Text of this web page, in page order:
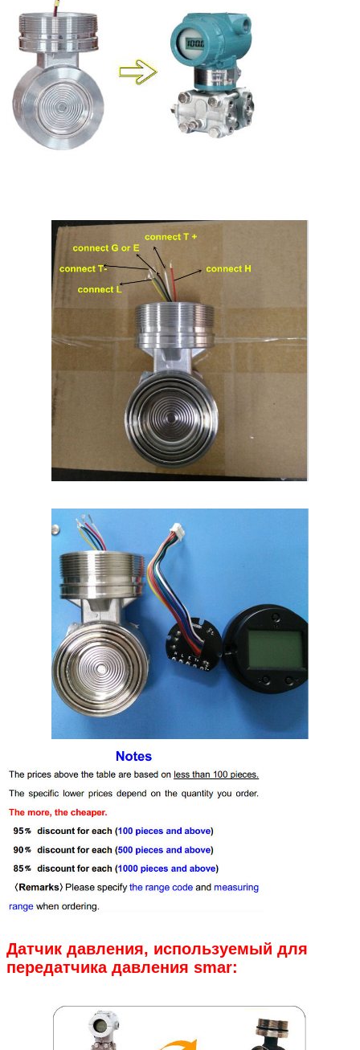
Оставьте
Датчик давления, используемый для
передатчика давления smar: